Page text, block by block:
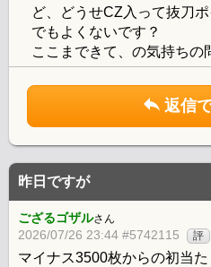
ど、どうせCZ入って抜刀
でもよくないです？
ここまできて、の気持ちの
返信
昨日ですが
ござるゴザルさん
2026/07/26 23:44 #5742115 評
マイナス3500枚からの初当